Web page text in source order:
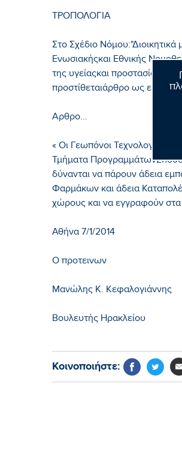
ΤΡΟΠΟΛΟΓΙΑ
Στο Σχέδιο
Ενωσιακήςκαι Εθνικής
της υγείαςκαι προστασίας
προστίθεταιάρθρο ως εξής:]
Αρθρο...
« Οι Γεωπόνοι
Τμήματα
δύνανται να πάρουν άδεια
Φαρμάκων και άδεια
χώρους και να εγγραφούν στα
Αθήνα 7/1/2014
Ο προτεινων
Μανώλης Κ. Κεφαλογιάννης
Βουλευτής Ηρακλείου
Κοινοποιήστε: